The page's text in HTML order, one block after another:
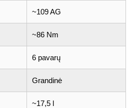
~109 AG
~86 Nm
6 pavarų
Grandinė
~17,5 l